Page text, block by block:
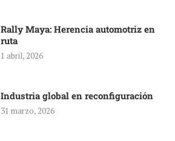
Rally Maya: Herencia automotriz en
ruta
1 abril, 2026
Industria global en reconfiguración
31 marzo, 2026